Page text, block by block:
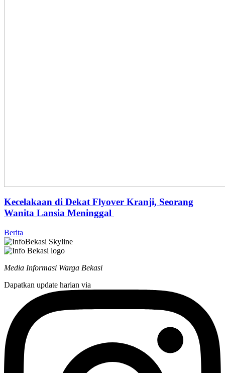
Kecelakaan di Dekat Flyover Kranji, Seorang
Wanita Lansia Meninggal
Berita
Media Informasi Warga Bekasi
Dapatkan update harian via